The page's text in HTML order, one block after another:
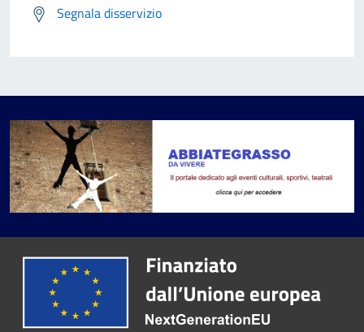
Segnala disservizio